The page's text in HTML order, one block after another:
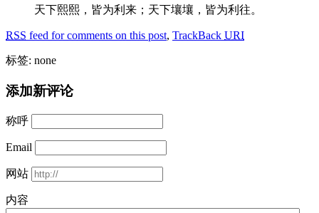
天下熙熙，皆为利来；天下壤壤，皆为利往。
RSS feed for comments on this post, TrackBack URI
标签: none
添加新评论
称呼
Email
网站
内容